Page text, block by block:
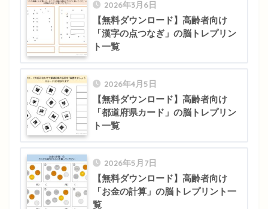
2026年3月6日
【無料ダウンロード】高齢者向け
「漢字の点つなぎ」の脳トレプリン
ト一覧
2026年4月5日
【無料ダウンロード】高齢者向け
「都道府県カード」の脳トレプリン
ト一覧
2026年5月7日
【無料ダウンロード】高齢者向け
「お金の計算」の脳トレプリント一
覧